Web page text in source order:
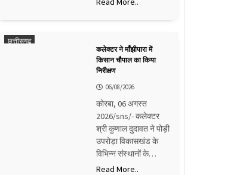
छत्तीसगढ़
कलेक्टर ने माँझीपारा में
किसान चौपाल का किया
निरीक्षण
06/08/2026
कोरबा, 06 अगस्त
2026/sns/- कलेक्टर
श्री कुणाल दुदावत ने पोड़ी
उपरोड़ा विकासखंड के
विभिन्न संस्थानों के…
Read More..